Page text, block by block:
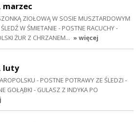
marzec
ZIOŁOWĄ W SOSIE MUSZTARDOWYM
W ŚMIETANIE - POSTNE RACUCHY -
ŻUR Z CHRZANEM… » więcej
luty
- POSTNE POTRAWY ZE ŚLEDZI -
GOŁĄBKI - GULASZ Z INDYKA PO